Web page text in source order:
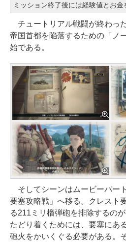
ミッション終了後には経験値とお金
チュートリアル戦闘が終わっ
帝国首都を陥落するための「ノ
始である。
そしてシーンはムービーパー
要塞攻略戦」へ移る。クレスト
る211ミリ榴弾砲を排除するの
たどり着くためには、要塞にあ
砲火をかいくぐる必要がある。